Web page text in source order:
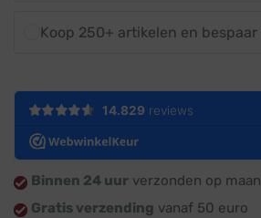
Koop 250+ artikelen en bespaar
Binnen 24 uur verzonden op
Gratis verzending vanaf 50 euro